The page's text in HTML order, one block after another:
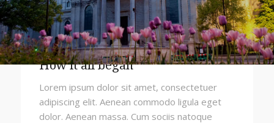
How it all began
Lorem ipsum dolor sit amet, consectetuer
adipiscing elit. Aenean commodo ligula eget
dolor. Aenean massa. Cum sociis natoque